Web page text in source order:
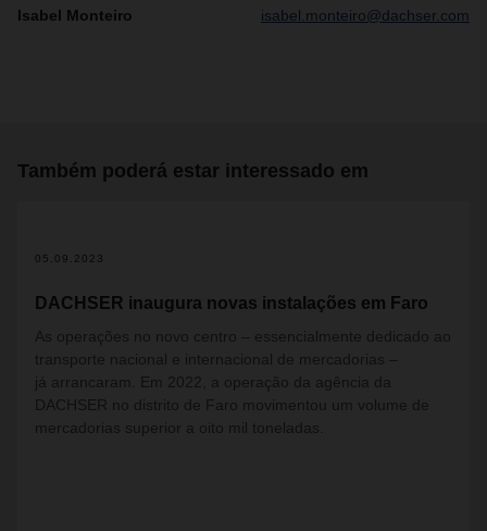
Isabel Monteiro isabel.monteiro@dachser.com
Também poderá estar interessado em
05.09.2023
DACHSER inaugura novas instalações em Faro
As operações no novo centro – essencialmente dedicado ao
transporte nacional e internacional de mercadorias –
já arrancaram. Em 2022, a operação da agência da
DACHSER no distrito de Faro movimentou um volume de
mercadorias superior a oito mil toneladas.